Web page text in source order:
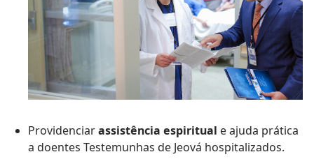
Providenciarassistência espiritual e ajuda prática
a doentes Testemunhas de Jeová hospitalizados.